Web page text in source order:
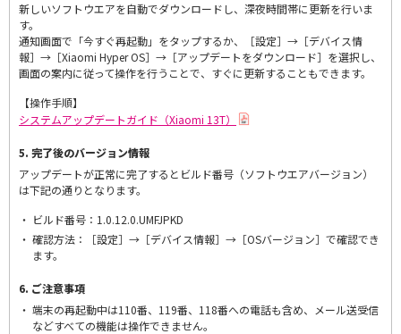
新しいソフトウエアを自動でダウンロードし、深夜時間帯に更新を行いま
す。
通知画面で「今すぐ再起動」をタップするか、［設定］→［デバイス情
報］→［Xiaomi Hyper OS］→［アップデートをダウンロード］を選択し、
画面の案内に従って操作を行うことで、すぐに更新することもできます。
【操作手順】
システムアップデートガイド（Xiaomi 13T）
5. 完了後のバージョン情報
アップデートが正常に完了するとビルド番号（ソフトウエアバージョン）
は下記の通りとなります。
ビルド番号：1.0.12.0.UMFJPKD
確認方法：［設定］→［デバイス情報］→［OSバージョン］で確認でき
ます。
6. ご注意事項
端末の再起動中は110番、119番、118番への電話も含め、メール送受信
などすべての機能は操作できません。